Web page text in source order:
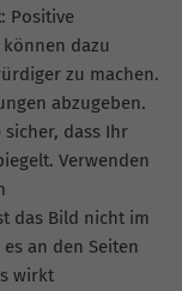
: Positive
dazu
zu machen.
abzugeben.
sicher, dass Ihr
Verwenden
das Bild nicht im
an den Seiten
wirkt